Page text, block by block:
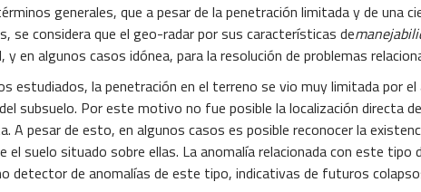
generales, que a pesar de la penetración limitada y de una
se considera que el geo-radar por sus características de
en algunos casos idónea, para la resolución de problemas
estudiados, la penetración en el terreno se vio muy limitada por
subsuelo. Por este motivo no fue posible la localización directa
pesar de esto, en algunos casos es posible reconocer la
suelo situado sobre ellas. La anomalía relacionada con este
detector de anomalías de este tipo, indicativas de futuros